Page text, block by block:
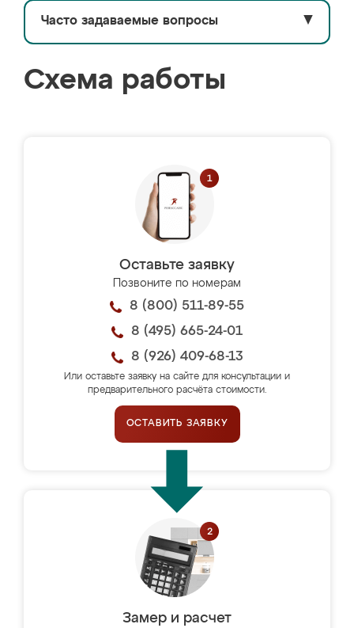
Часто задаваемые вопросы ▼
Схема работы
Оставьте заявку
Позвоните по номерам
8 (800) 511-89-55
8 (495) 665-24-01
8 (926) 409-68-13
Или оставьте заявку на сайте для консультации и
предварительного расчёта стоимости.
ОСТАВИТЬ ЗАЯВКУ
Замер и расчет